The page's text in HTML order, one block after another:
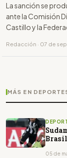
La sanción se
ante la Comisión
Castillo y la
Redacción · 07 de
MÁS EN
Brasil
05 de